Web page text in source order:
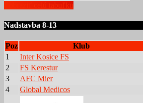
Nadstavba 8-13
Poz Klub
1
Inter Kosice FS
2
FS Kerestur
3
AFC Mier
4
Global Medicos